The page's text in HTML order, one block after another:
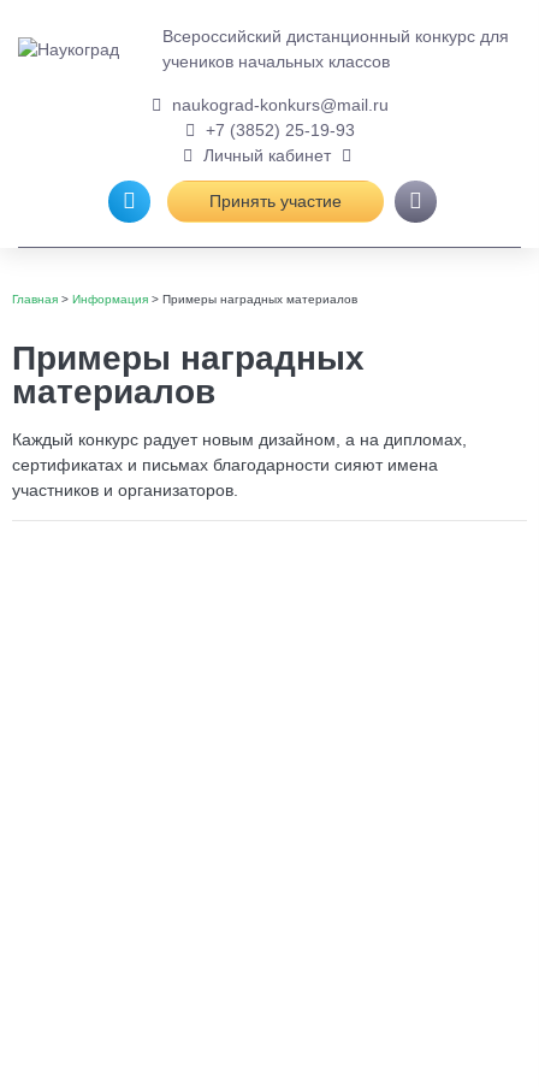
Всероссийский дистанционный конкурс для
учеников начальных классов
naukograd-konkurs@mail.ru
+7 (3852) 25-19-93
Личный кабинет
Принять участие
Главная > Информация > Примеры наградных материалов
Примеры наградных
материалов
Каждый конкурс радует новым дизайном, а на дипломах,
сертификатах и письмах благодарности сияют имена
участников и организаторов.